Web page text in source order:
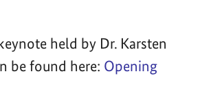
held by Dr. Karsten
be found here: Opening